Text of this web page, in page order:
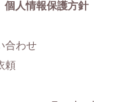
個人情報保護方針
合わせ
頼